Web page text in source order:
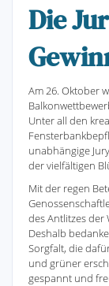
Die
Am 26. Oktober
Unter all den
unabhängige
der vielfältigen
Mit der regen
des Antlitzes der
Deshalb
Sorgfalt, die
und grüner
gespannt und